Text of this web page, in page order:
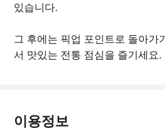
있습니다.
그 후에는 픽업 포인트로 돌아가
서 맛있는 전통 점심을 즐기세요.
이용정보